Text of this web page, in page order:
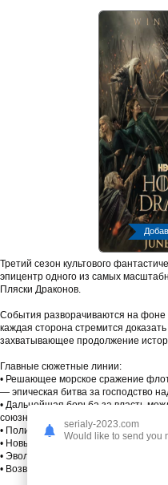
Третий сезон культового
эпицентр одного из самых
Пляски Драконов.
События разворачиваются на фоне
каждая сторона стремится
захватывающее продолжение
Главные сюжетные линии:
• Решающее морское сражение
— эпическая битва за господство
• Дальнейшая борьба за власть
союзниками
• Политические интриги и
• Новые союзы и предательства
• Эволюция персонажей в условиях
• Возвращение старых врагов и
serialy-2023.com
Would like to send you